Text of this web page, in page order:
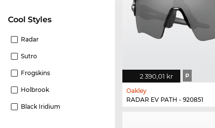
Cool Styles
Radar
Sutro
Frogskins
Holbrook
Black Iridium
2 390,01 kr P
Oakley
RADAR EV PATH - 920851